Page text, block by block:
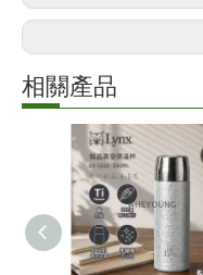
相關產品